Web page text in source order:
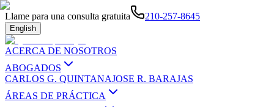
Llame para una consulta gratuita 210-257-8645
English
ACERCA DE NOSOTROS
ABOGADOS
CARLOS G. QUINTANAJOSE R. BARAJAS
ÁREAS DE PRÁCTICA